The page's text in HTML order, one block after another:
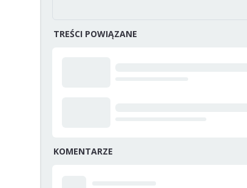
TREŚCI POWIĄZANE
KOMENTARZE